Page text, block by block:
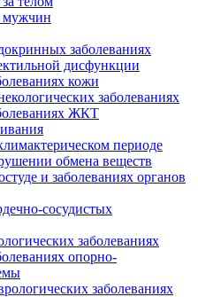
мужчин
заболеваниях
дисфункции
кожи
заболеваниях
ЖКТ
периоде
обмена веществ
и заболеваниях органов
сосудистых
заболеваниях
опорно-
заболеваниях